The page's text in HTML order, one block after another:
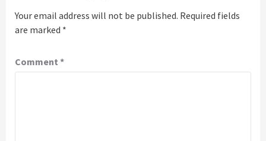
Your email address will not be published. Required fields
are marked *
Comment *